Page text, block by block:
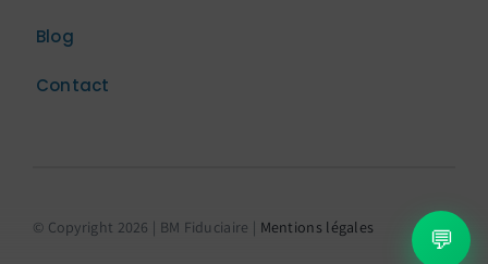
Blog
Contact
© Copyright 2026 | BM Fiduciaire | Mentions légales 💬